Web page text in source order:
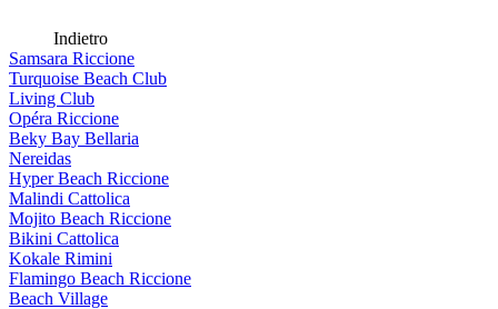
Indietro
Samsara Riccione
Turquoise Beach Club
Living Club
Opéra Riccione
Beky Bay Bellaria
Nereidas
Hyper Beach Riccione
Malindi Cattolica
Mojito Beach Riccione
Bikini Cattolica
Kokale Rimini
Flamingo Beach Riccione
Beach Village